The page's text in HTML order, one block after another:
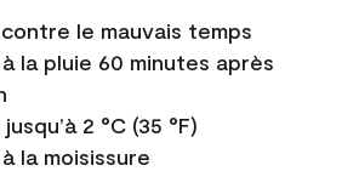
le mauvais temps
la pluie 60 minutes après
2 °C (35 °F)
la moisissure